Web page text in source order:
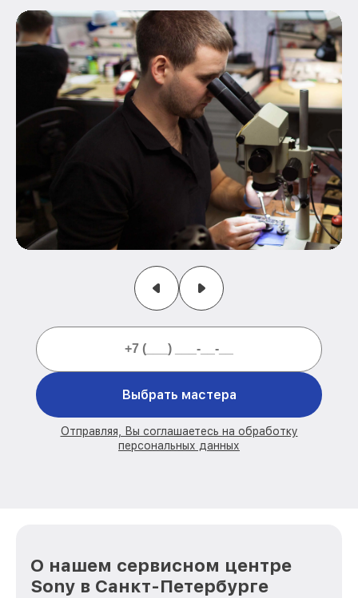
Выбрать мастера
Отправляя, Вы соглашаетесь на обработку
персональных данных
О нашем сервисном центре
Sony в Санкт-Петербурге